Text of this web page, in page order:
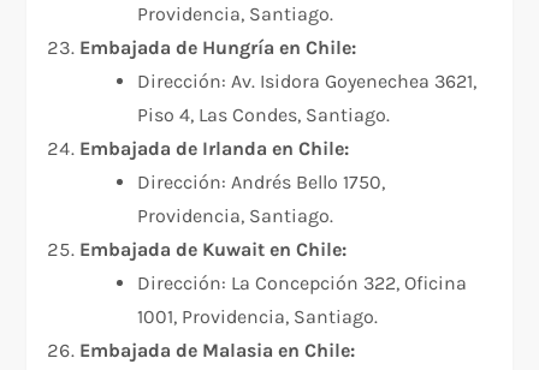
Providencia, Santiago.
Embajada de Hungría en Chile:
Dirección: Av. Isidora Goyenechea 3621,
Piso 4, Las Condes, Santiago.
Embajada de Irlanda en Chile:
Dirección: Andrés Bello 1750,
Providencia, Santiago.
Embajada de Kuwait en Chile:
Dirección: La Concepción 322, Oficina
1001, Providencia, Santiago.
Embajada de Malasia en Chile: